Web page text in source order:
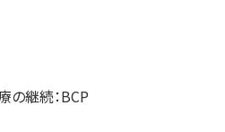
の継続：BCP